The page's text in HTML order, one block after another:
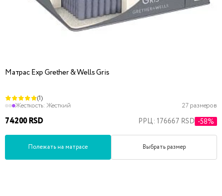
Матрас Exp Grether & Wells Gris
(1)
Жесткость: Жесткий 27 размеров
74200 RSD РРЦ: 176667 RSD -58%
Полежать на матрасе Выбрать размер